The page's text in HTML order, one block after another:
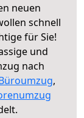
neuen
schnell
für Sie!
und
nach
,